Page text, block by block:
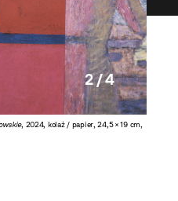
, 2024, kolaż / papier, 24,5 × 19 cm,
2 / 4